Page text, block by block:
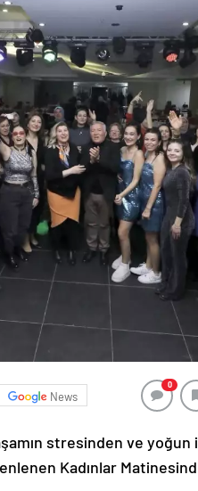
News
0
stresinden ve yoğun
Kadınlar